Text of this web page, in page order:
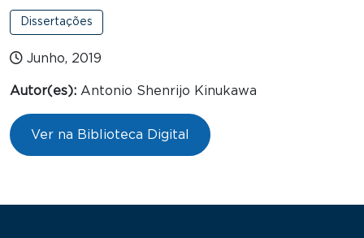
Dissertações
Junho, 2019
Autor(es): Antonio Shenrijo Kinukawa
Ver na Biblioteca Digital